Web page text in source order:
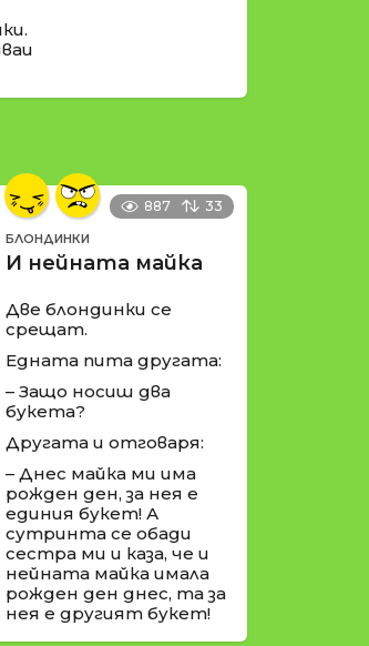
887 33
БЛОНДИНКИ
И нейната майка
Две блондинки се
срещат.
Едната пита другата:
– Защо носиш два
букета?
Другата и отговаря:
– Днес майка ми има
рожден ден, за нея е
единия букет! А
сутринта се обади
сестра ми и каза, че и
нейната майка имала
рожден ден днес, та за
нея е другият букет!